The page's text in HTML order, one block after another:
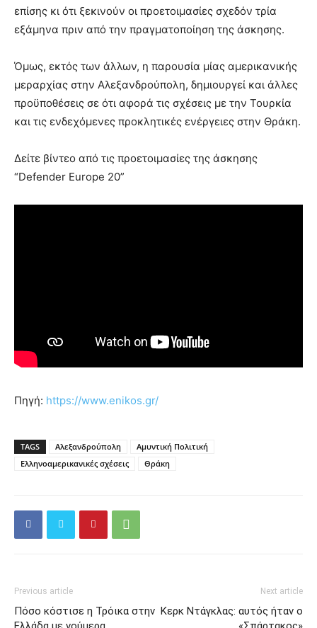
επίσης κι ότι ξεκινούν οι προετοιμασίες σχεδόν τρία
εξάμηνα πριν από την πραγματοποίηση της άσκησης.
Όμως, εκτός των άλλων, η παρουσία μίας αμερικανικής
μεραρχίας στην Αλεξανδρούπολη, δημιουργεί και άλλες
προϋποθέσεις σε ότι αφορά τις σχέσεις με την Τουρκία
και τις ενδεχόμενες προκλητικές ενέργειες στην Θράκη.
Δείτε βίντεο από τις προετοιμασίες της άσκησης
“Defender Europe 20”
Πηγή: https://www.enikos.gr/
TAGS Αλεξανδρούπολη
Αμυντική Πολιτική
Ελληνοαμερικανικές σχέσεις
Θράκη
Previous article
Πόσο κόστισε η Τρόικα στην
Next article
Κερκ Ντάγκλας: αυτός ήταν ο